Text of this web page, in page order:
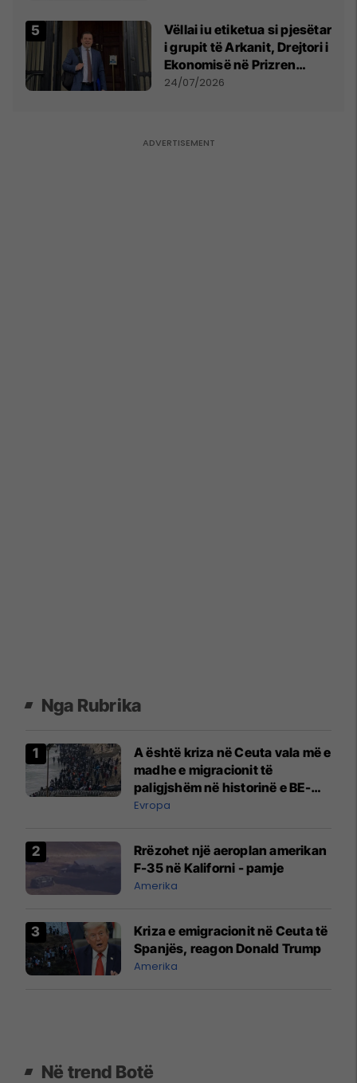
Vëllai iu etiketua si pjesëtar
i grupit të Arkanit, Drejtori i
Ekonomisë në Prizren
mohon pretendimet
24/07/2026
Nga Rubrika
A është kriza në Ceuta vala më e
madhe e migracionit të
paligjshëm në historinë e BE-
së?
Evropa
Rrëzohet një aeroplan amerikan
F-35 në Kaliforni - pamje
Amerika
Kriza e emigracionit në Ceuta të
Spanjës, reagon Donald Trump
Amerika
Në trend Botë